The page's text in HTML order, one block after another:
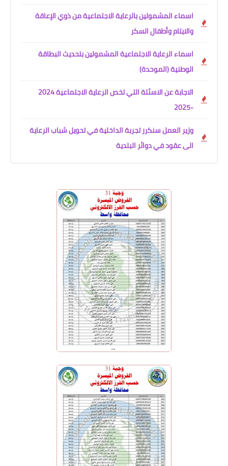
اسماء المشمولين بالرعاية الاجتماعية من ذوي الإعاقة
والايتام وأطفال السكر
اسماء الرعاية الاجتماعية المشمولين بتحديث البطاقة
الوطنية (الموحدة)
الاجابة عن الاسئلة التي تخص الرعاية الاجتماعية 2024
-2025
وزير العمل سنكرر تجربة الداخلية في تحويل شباب الرعاية
الى عقود في دوائر البلدية